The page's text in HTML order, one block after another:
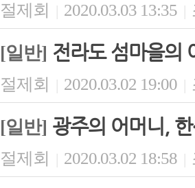
절제회 | 2020.03.03 13:35 |
[일반] 전라도 섬마을의
절제회 | 2020.03.02 19:00 |
[일반] 광주의 어머니,
절제회 | 2020.03.02 18:58 |